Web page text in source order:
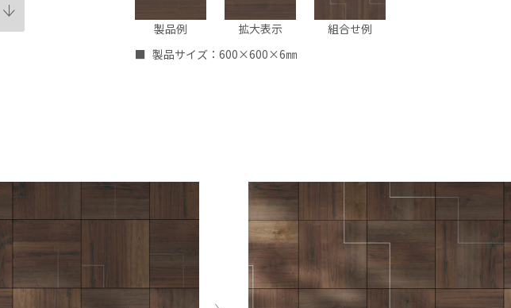
製品例 拡大表示
組合せ例
製品サイズ：600×600×6㎜